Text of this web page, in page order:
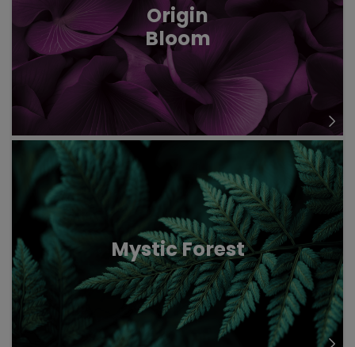
Origin
Bloom
Mystic Forest